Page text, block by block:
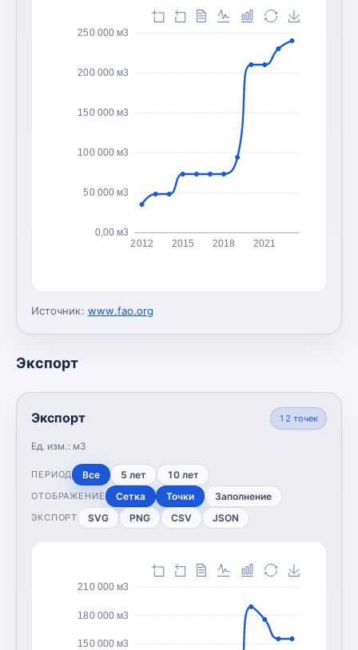
0,00 м3
50 000 м3
100 000 м3
150 000 м3
200 000 м3
250 000 м3
2012 2015 2018 2021
Источник: www.fao.org
Экспорт
Экспорт
Ед. изм.: м3
12 точек
ПЕРИОД Все 5 лет 10 лет
ОТОБРАЖЕНИЕ Сетка Точки Заполнение
ЭКСПОРТ SVG PNG CSV JSON
150 000 м3
180 000 м3
210 000 м3